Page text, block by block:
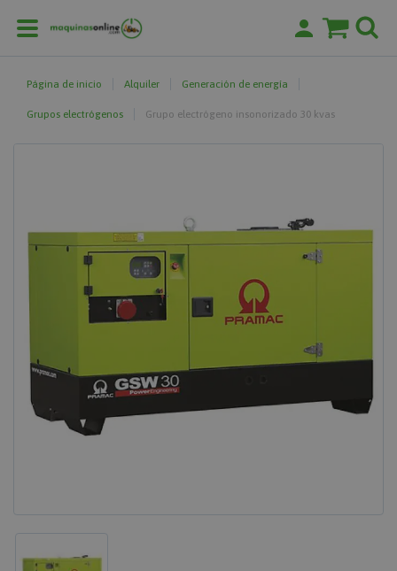
Página de inicio Alquiler Generación de energía
Grupos electrógenos Grupo electrógeno insonorizado 30 kvas